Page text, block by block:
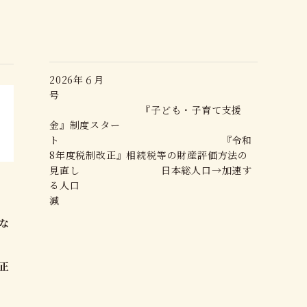
2026年６月
号
『子ども・子育て支援
金』制度スター
ト 『令和
8年度税制改正』相続税等の財産評価方法の
見直し 日本総人口→加速す
る人口
減